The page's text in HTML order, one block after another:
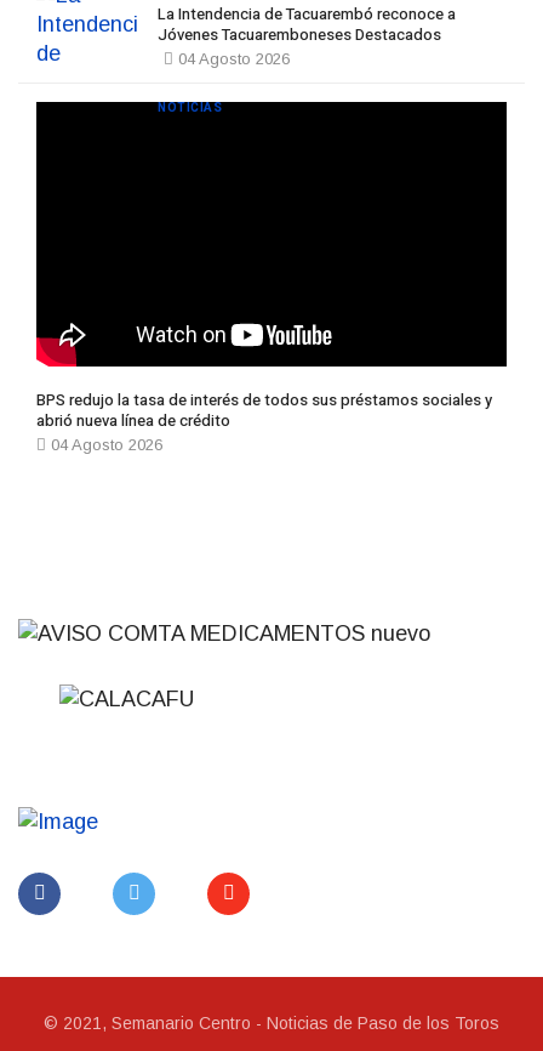
La Intendencia de Tacuarembó reconoce a
Jóvenes Tacuaremboneses Destacados
04 Agosto 2026
BPS redujo la tasa de interés de todos sus préstamos sociales y
abrió nueva línea de crédito
04 Agosto 2026
NOTICIAS
© 2021, Semanario Centro - Noticias de Paso de los Toros